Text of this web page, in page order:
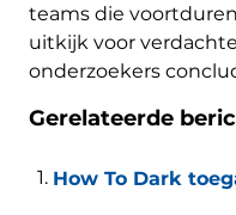
teams die
uitkijk voor
onderzoekers
Gerelateerde
How To Dark